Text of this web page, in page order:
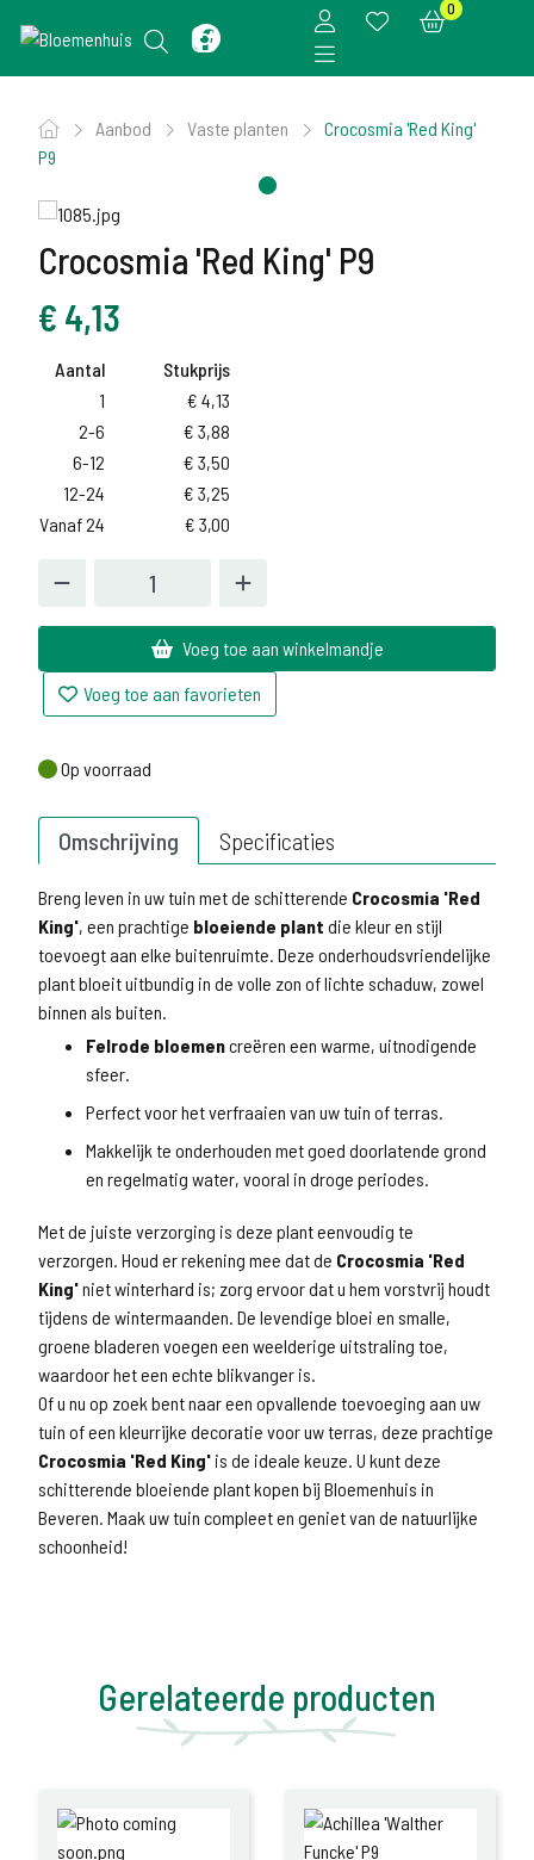
0
Aanbod Vaste planten
Crocosmia 'Red King'
P9
Crocosmia 'Red King' P9
€ 4,13
Aantal
Stukprijs
1
€ 4,13
2-6
€ 3,88
6-12
€ 3,50
12-24
€ 3,25
Vanaf 24
€ 3,00
Voeg toe aan winkelmandje
Voeg toe aan favorieten
Op voorraad
Op voorraad
Omschrijving Specificaties
Breng leven in uw tuin met de schitterende Crocosmia 'Red
King', een prachtige bloeiende plant die kleur en stijl
toevoegt aan elke buitenruimte. Deze onderhoudsvriendelijke
plant bloeit uitbundig in de volle zon of lichte schaduw, zowel
binnen als buiten.
Felrode bloemencreëren een warme, uitnodigende
sfeer.
Perfect voor het verfraaien van uw tuin of terras.
Makkelijk te onderhouden met goed doorlatende grond
en regelmatig water, vooral in droge periodes.
Met de juiste verzorging is deze plant eenvoudig te
verzorgen. Houd er rekening mee dat de Crocosmia 'Red
King'niet winterhard is; zorg ervoor dat u hem vorstvrij houdt
tijdens de wintermaanden. De levendige bloei en smalle,
groene bladeren voegen een weelderige uitstraling toe,
waardoor het een echte blikvanger is.
Of u nu op zoek bent naar een opvallende toevoeging aan uw
tuin of een kleurrijke decoratie voor uw terras, deze prachtige
Crocosmia 'Red King' is de ideale keuze. U kunt deze
schitterende bloeiende plant kopen bij Bloemenhuis in
Beveren. Maak uw tuin compleet en geniet van de natuurlijke
schoonheid!
Gerelateerde producten